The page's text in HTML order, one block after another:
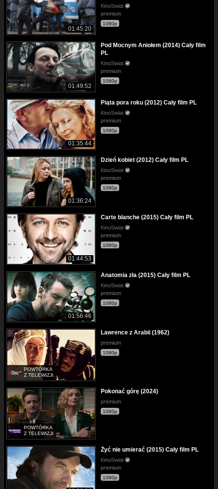
01:45:20
KinoSwiat
premium
1080p
01:49:52
Pod Mocnym Aniołem (2014) Cały film
PL
KinoSwiat
premium
1080p
01:35:44
Piąta pora roku (2012) Cały film PL
KinoSwiat
premium
1080p
01:36:24
Dzień kobiet (2012) Cały film PL
KinoSwiat
premium
1080p
01:44:53
Carte blanche (2015) Cały film PL
KinoSwiat
premium
1080p
01:56:46
Anatomia zła (2015) Cały film PL
KinoSwiat
premium
1080p
POWTÓRKA
Z TELEWIZJI
Lawrence z Arabii (1962)
premium
1080p
POWTÓRKA
Z TELEWIZJI
Pokonać górę (2024)
premium
1080p
Żyć nie umierać (2015) Cały film PL
KinoSwiat
premium
1080p